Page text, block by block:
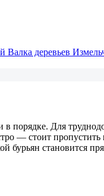
Валка деревьев
в порядке. Для
— стоит пропустить
бурьян становится